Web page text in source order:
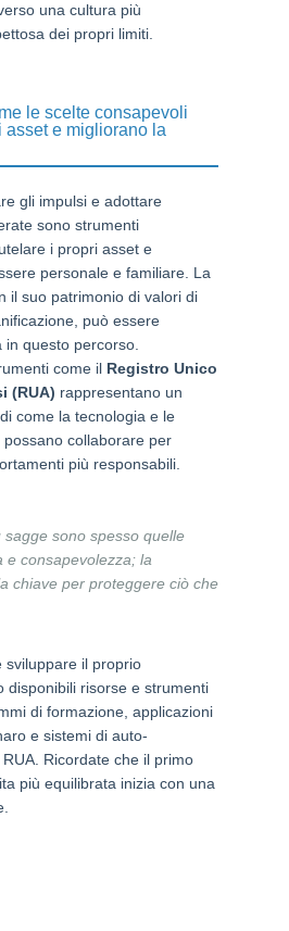
una cultura più
dei propri limiti.
le scelte consapevoli
asset e migliorano la
gli impulsi e adottare
sono strumenti
i propri asset e
personale e familiare. La
il suo patrimonio di valori di
può essere
in questo percorso.
come il Registro Unico
(RUA) rappresentano un
come la tecnologia e le
collaborare per
più responsabili.
sagge sono spesso quelle
e consapevolezza; la
chiave per proteggere ciò che
sviluppare il proprio
disponibili risorse e strumenti
di formazione, applicazioni
e sistemi di auto-
Ricordate che il primo
più equilibrata inizia con una